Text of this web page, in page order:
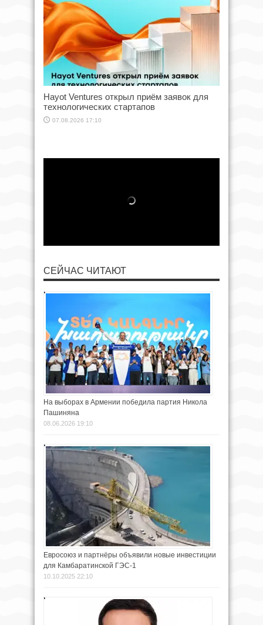
Hayot Ventures открыл приём заявок для
технологических стартапов
07.08.2026 17:10
СЕЙЧАС ЧИТАЮТ
На выборах в Армении победила партия Никола
Пашиняна
08.06.2026 19:10
Евросоюз и партнёры объявили новые инвестиции
для Камбаратинской ГЭС-1
10.10.2025 22:10